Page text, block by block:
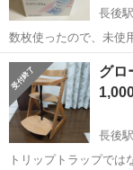
長後駅
数枚使ったので、未使
ても役に立つアイテム
神奈川 綾瀬市
グロ
長後駅
トリップトラップで